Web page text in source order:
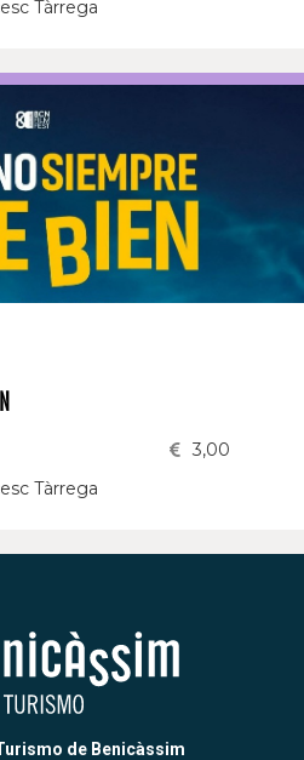
Tàrrega
3,00
Tàrrega
de Benicàssim